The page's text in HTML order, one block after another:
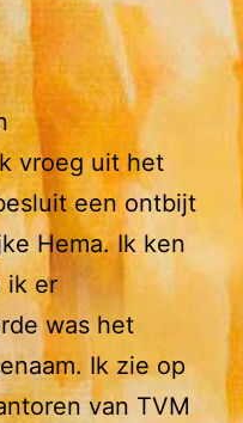
vroeg uit het
een ontbijt
Hema. Ik ken
ik er
was het
Ik zie op
van TVM